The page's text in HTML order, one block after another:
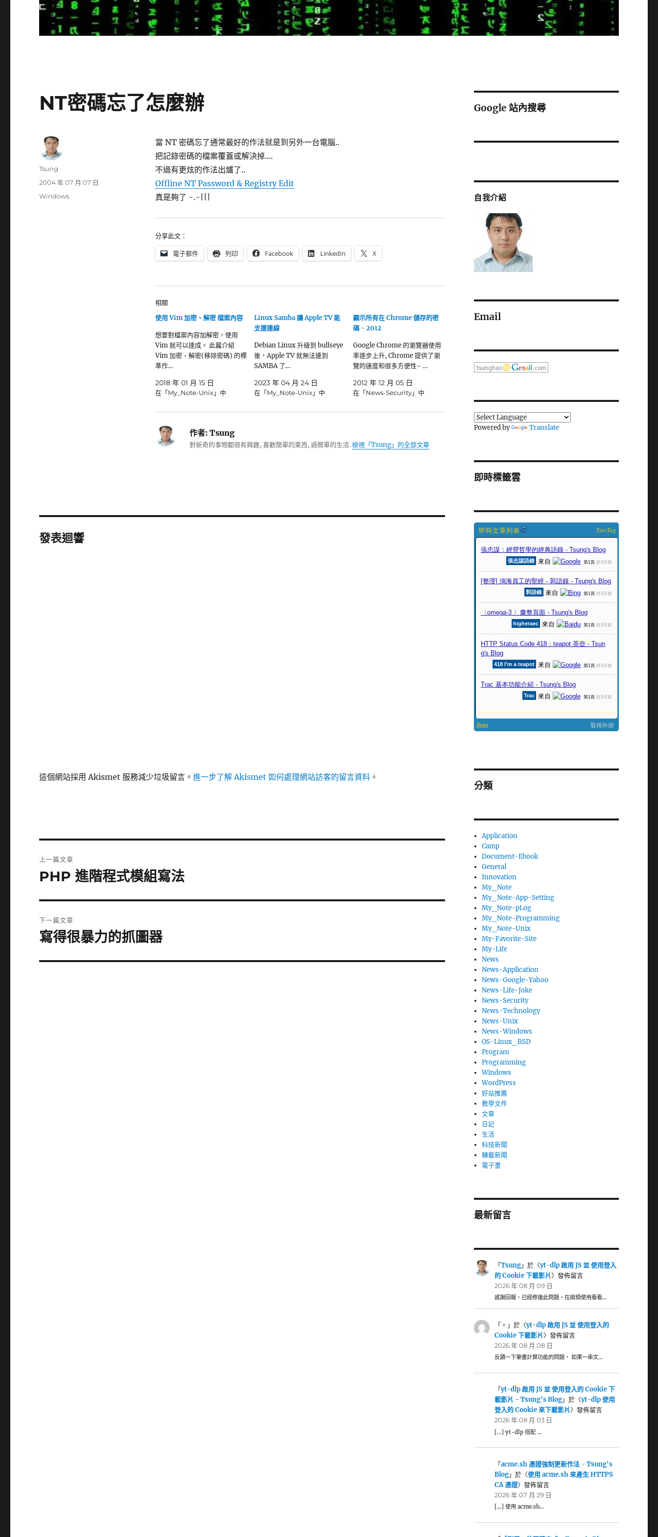
NT密碼忘了怎麼辦
當 NT 密碼忘了通常最好的作法就是到另外一台電腦..
把記錄密碼的檔案覆蓋或解決掉....
不過有更炫的作法出爐了..
Offline NT Password & Registry Edit
真是夠了 -.-|||
分享此文：
電子郵件 列印 Facebook LinkedIn X
相關
使用 Vim 加密、解密 檔案內容
想要對檔案內容加解密，使用
Vim 就可以達成。 此篇介紹
Vim 加密、解密(移除密碼) 的標
準作…
2018 年 01 月 15 日
在「My_Note-Unix」中
Linux Samba 讓 Apple TV 能
支援連線
Debian Linux 升級到 bullseye
後，Apple TV 就無法連到
SAMBA 了…
2023 年 04 月 24 日
在「My_Note-Unix」中
顯示所有在 Chrome 儲存的密
碼 - 2012
Google Chrome 的瀏覽器使用
率逐步上升, Chrome 提供了瀏
覽的速度和很多方便性~ …
2012 年 12 月 05 日
在「News-Security」中
作者:Tsung
對新奇的事物都很有興趣, 喜歡簡單的東西, 過簡單的生活.檢視「Tsung」的全部文章
作
Tsung
發
2004 年 07 月 07 日
分
Windows
發表迴響
這個網站採用 Akismet 服務減少垃圾留言。進一步了解 Akismet 如何處理網站訪客的留言資料 。
章
上一篇文章
上
篇
文
章:
PHP 進階程式模組寫法
下一篇文章
下
篇
寫得很暴力的抓圖器
Google 站內搜尋
自我介紹
Email
Powered by Translate
即時標籤雲
SiteTag
分類
Application
Camp
Document-Ebook
General
Innovation
My_Note
My_Note-App-Setting
My_Note-pLog
My_Note-Programming
My_Note-Unix
My-Favorite-Site
My-Life
News
News-Application
News-Google-Yahoo
News-Life-Joke
News-Security
News-Technology
News-Unix
News-Windows
OS-Linux_BSD
Program
Programming
Windows
WordPress
好站推薦
教學文件
文章
日記
生活
科技新聞
轉載新聞
電子書
最新留言
「Tsung」於〈yt-dlp 啟用 JS 並 使用登入
的 Cookie 下載影片〉發佈留言
2026 年 08 月 09 日
感謝回報，已經修復此問題，在麻煩使用看看…
「 。 」於〈yt-dlp 啟用 JS 並 使用登入的
Cookie 下載影片〉發佈留言
2026 年 08 月 08 日
反饋一下筆畫計算功能的問題， 如果一串文…
「yt-dlp 啟用 JS 並 使用登入的 Cookie 下
載影片 - Tsung's Blog」於〈yt-dlp 使用
登入的 Cookie 來下載影片〉發佈留言
2026 年 08 月 03 日
[…] yt-dlp 搭配 …
「acme.sh 憑證強制更新作法 - Tsung's
Blog」於〈使用 acme.sh 來產生 HTTPS
CA 憑證〉發佈留言
2026 年 07 月 29 日
[…] 使用 acme.sh…